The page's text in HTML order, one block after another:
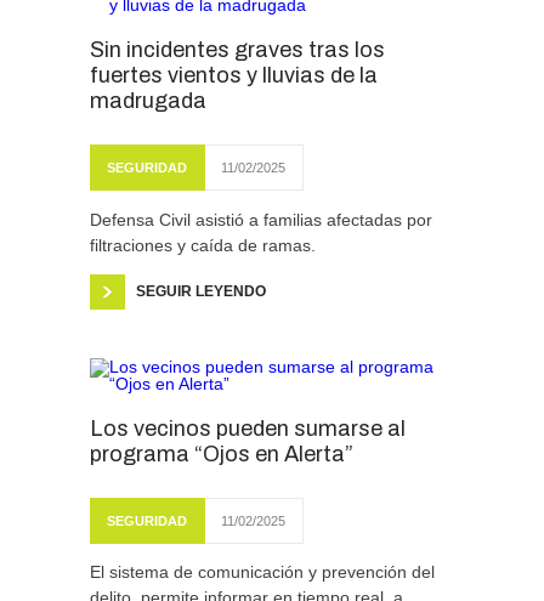
Sin incidentes graves tras los
fuertes vientos y lluvias de la
madrugada
SEGURIDAD 11/02/2025
Defensa Civil asistió a familias afectadas por
filtraciones y caída de ramas.
SEGUIR LEYENDO
Los vecinos pueden sumarse al
programa “Ojos en Alerta”
SEGURIDAD 11/02/2025
El sistema de comunicación y prevención del